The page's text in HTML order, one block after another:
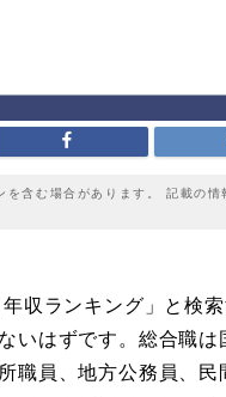
を含む場合があります。 記載の
年収ランキング」と検
いはずです。総合職
職員、地方公務員、